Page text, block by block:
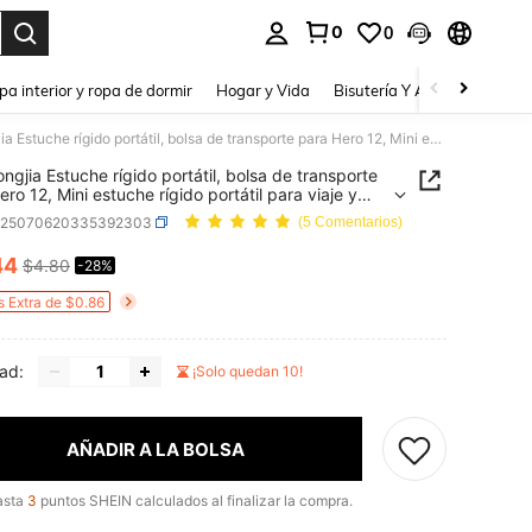
0 0
interior y ropa de dormir Hogar y Vida Bisutería Y Accesorios
chaohongjia Estuche rígido portátil, bolsa de transporte para Hero 12, Mini estuche rígido portátil para viaje y almacenamiento, también apto para Hero 11/10/9/8/7/6/5/4, Osmo Action 3, AKASO, Campark, YI Action Cámaras
Estuche rígido portátil, bolsa de transporte
12, Mini estuche rígido portátil para viaje y
también apto para Hero
8/7/6/5/4, Osmo Action 3, AKASO, Campark, YI
(5 Comentarios)
AND AVAILABILITY
$4.80 -28%
Extra de $0.86
¡Solo quedan 10!
AÑADIR A LA BOLSA
3 puntos SHEIN calculados al finalizar la compra.